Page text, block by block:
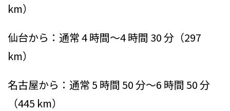
km）
仙台から：通常 4 時間～4 時間 30 分（297
km）
名古屋から：通常 5 時間 50 分～6 時間 50 分
（445 km）